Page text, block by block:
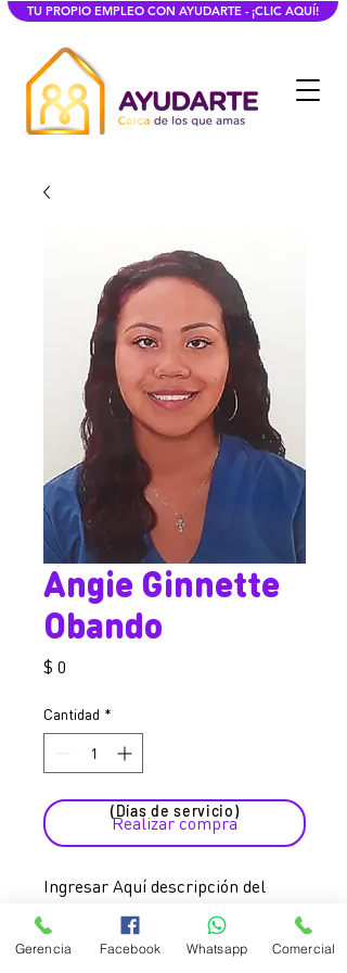
TU PROPIO EMPLEO CON AYUDARTE - ¡CLIC AQUÍ!
Angie Ginnette
Obando
$ 0
Cantidad *
Realizar compra
Ingresar Aquí descripción del
Si te gusto, da clic en el botón de
WHATSAPP debajo, para obtener
(Días de servicio)
Gerencia Facebook Whatsapp Comercial